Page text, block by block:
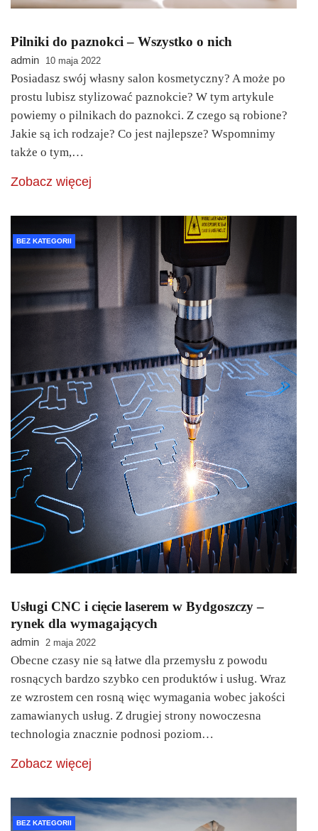
Pilniki do paznokci – Wszystko o nich
admin 10 maja 2022
Posiadasz swój własny salon kosmetyczny? A może po
prostu lubisz stylizować paznokcie? W tym artykule
powiemy o pilnikach do paznokci. Z czego są robione?
Jakie są ich rodzaje? Co jest najlepsze? Wspomnimy
także o tym,…
Zobacz więcej
BEZ KATEGORII
Usługi CNC i cięcie laserem w Bydgoszczy –
rynek dla wymagających
admin 2 maja 2022
Obecne czasy nie są łatwe dla przemysłu z powodu
rosnących bardzo szybko cen produktów i usług. Wraz
ze wzrostem cen rosną więc wymagania wobec jakości
zamawianych usług. Z drugiej strony nowoczesna
technologia znacznie podnosi poziom…
Zobacz więcej
BEZ KATEGORII